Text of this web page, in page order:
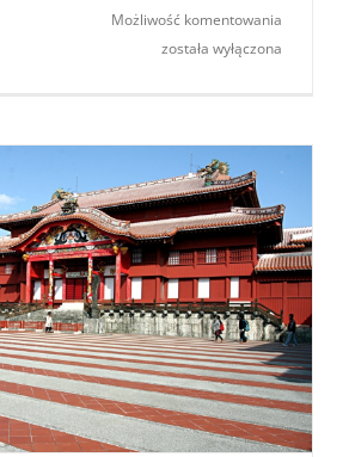
Możliwość komentowania
Okinawa)
została wyłączona